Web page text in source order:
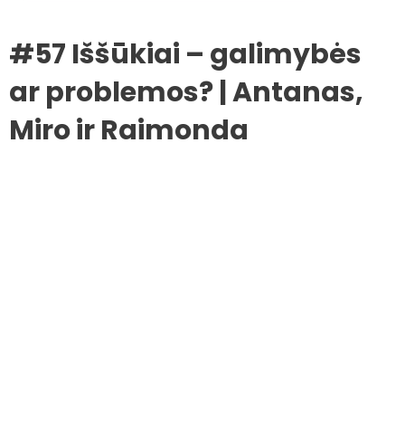
#57 Iššūkiai – galimybės
ar problemos? | Antanas,
Miro ir Raimonda